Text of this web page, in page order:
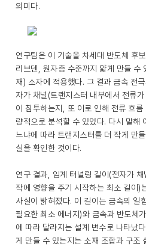
의미다.
연구팀은 이 기술을 차세대 반도체 후
리브덴, 원자층 수준까지 얇게 만들 수
재) 소자에 적용했다. 그 결과 금속 전
자가 채널(트랜지스터 내부에서 전류
이 침투하는지, 또 이로 인해 전류 흐
량적으로 분석할 수 있었다. 다시 말해
느냐에 따라 트랜지스터를 더 작게 만
실을 확인한 것이다.
연구 결과, 임계 터널링 길이(전자가
작에 영향을 주기 시작하는 최소 길이)
사실이 밝혀졌다. 이 길이는 금속의 일
필요한 최소 에너지)와 금속과 반도체
에 따라 달라지는 설계 변수로 나타났
게 만들 수 있는지는 소재 조합과 구조